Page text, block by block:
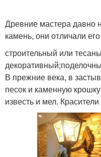
Древние мастера давно
камень, они отличали
строительный или
В прежние века, в
песок и каменную
известь и мел.